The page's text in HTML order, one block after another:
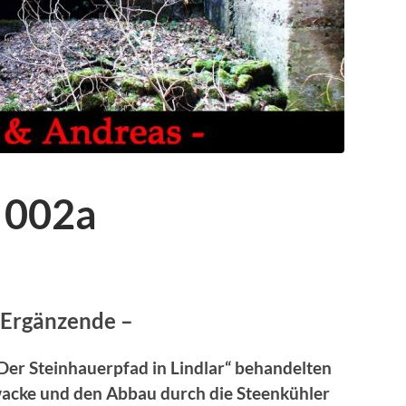
–
Steinhauerpfad in Lindlar“ behandelten
und den Abbau durch die Steenkühler